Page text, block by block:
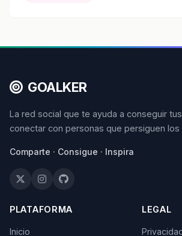
GOALKER
La red social que te ayuda a conseguir
conectar con personas que persiguen
Comparte · Consigue · Inspira
PLATAFORMA
Inicio
LEGAL